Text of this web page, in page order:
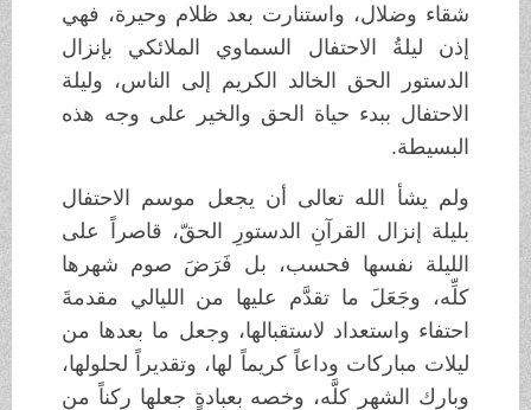
شقاء وضلال، واستنارت بعد ظلام وحيرة، فهي
إذن ليلةُ الاحتفال السماوي الملائكي بإنزال
الدستور الحق الخالد الكريم إلى الناس، وليلة
الاحتفال ببدء حياة الحق والخير على وجه هذه
البسيطة.
ولم يشأ الله تعالى أن يجعل موسم الاحتفال
بليلة إنزال القرآنِ الدستورِ الحقّ، قاصراً على
الليلة نفسها فحسب، بل فَرَضَ صوم شهرها
كلِّه، وجَعَلَ ما تقدَّم عليها من الليالي مقدمةَ
احتفاء واستعداد لاستقبالها، وجعل ما بعدها من
ليلات مباركات وداعاً كريماً لها، وتقديراً لحلولها،
وبارك الشهر كلَّه، وخصه بعبادةٍ جعلها ركناً من